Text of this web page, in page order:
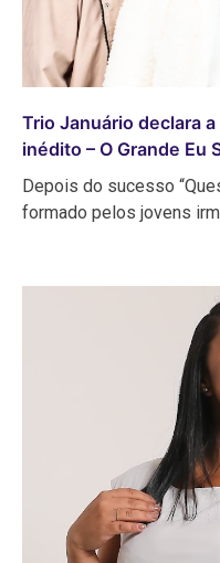
Trio Januário declara
inédito – O Grande Eu
Depois do sucesso
formado pelos jovens